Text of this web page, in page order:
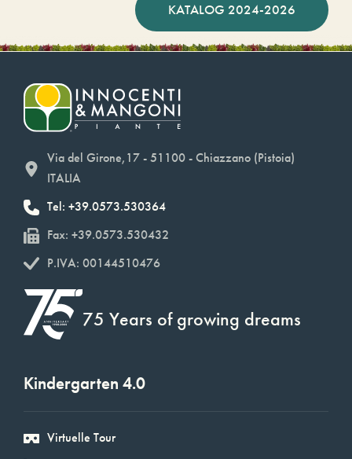
KATALOG 2024-2026
Via del Girone,17 - 51100 - Chiazzano (Pistoia)
ITALIA
Tel: +39.0573.530364
Fax: +39.0573.530432
P.IVA: 00144510476
75 Years of growing dreams
Kindergarten 4.0
Virtuelle Tour